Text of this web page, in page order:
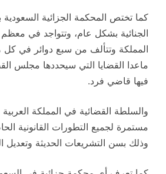
كما تختص المحكمة الجزائية السعودية
الجنائية بشكل عام، وتتواجد في
المملكة وتتألف من سبع دوائر في كل
ماعدا القضايا التي سيحددها مجلس
فيها قاضي فرد.
والسلطة القضائية في المملكة
مستمرة لجميع التطورات القانونية
وذلك بسن التشريعات الحديثة وتعديل